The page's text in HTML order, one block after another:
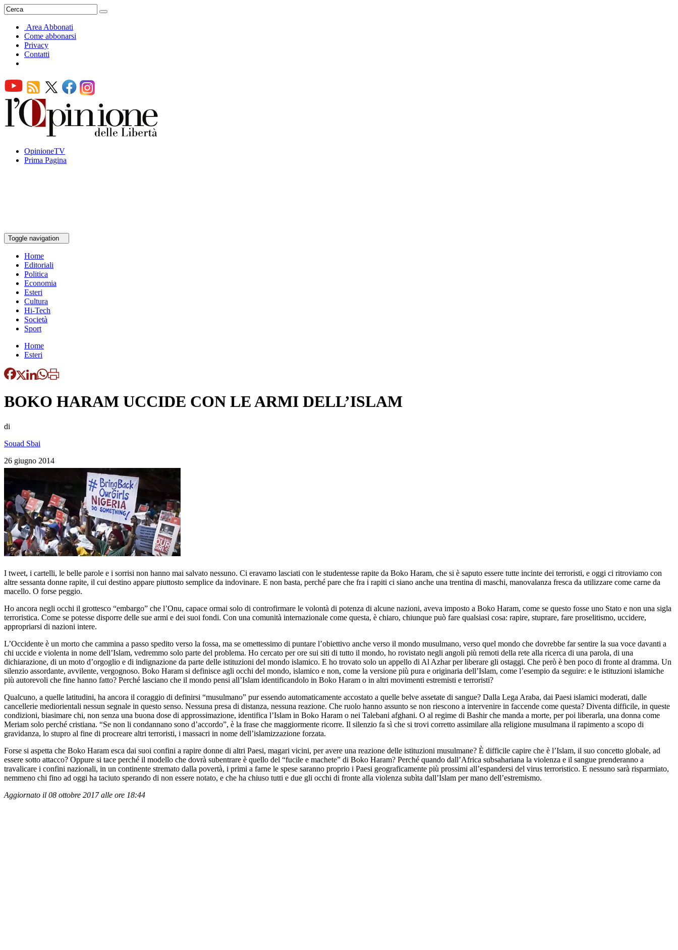
Area Abbonati
Come abbonarsi
Privacy
Contatti
OpinioneTV
Prima Pagina
Toggle navigation
Home
Editoriali
Politica
Economia
Esteri
Cultura
Hi-Tech
Società
Sport
Home
Esteri
BOKO HARAM UCCIDE CON LE ARMI DELL’ISLAM
di
Souad Sbai
26 giugno 2014
I tweet, i cartelli, le belle parole e i sorrisi non hanno mai salvato nessuno. Ci eravamo lasciati con le studentesse rapite da Boko Haram, che si è saputo essere tutte incinte dei terroristi, e oggi ci ritroviamo con
altre sessanta donne rapite, il cui destino appare piuttosto semplice da indovinare. E non basta, perché pare che fra i rapiti ci siano anche una trentina di maschi, manovalanza fresca da utilizzare come carne da
macello. O forse peggio.
Ho ancora negli occhi il grottesco “embargo” che l’Onu, capace ormai solo di controfirmare le volontà di potenza di alcune nazioni, aveva imposto a Boko Haram, come se questo fosse uno Stato e non una sigla
terroristica. Come se potesse disporre delle sue armi e dei suoi fondi. Con una comunità internazionale come questa, è chiaro, chiunque può fare qualsiasi cosa: rapire, stuprare, fare proselitismo, uccidere,
appropriarsi di nazioni intere.
L’Occidente è un morto che cammina a passo spedito verso la fossa, ma se omettessimo di puntare l’obiettivo anche verso il mondo musulmano, verso quel mondo che dovrebbe far sentire la sua voce davanti a
chi uccide e violenta in nome dell’Islam, vedremmo solo parte del problema. Ho cercato per ore sui siti di tutto il mondo, ho rovistato negli angoli più remoti della rete alla ricerca di una parola, di una
dichiarazione, di un moto d’orgoglio e di indignazione da parte delle istituzioni del mondo islamico. E ho trovato solo un appello di Al Azhar per liberare gli ostaggi. Che però è ben poco di fronte al dramma. Un
silenzio assordante, avvilente, vergognoso. Boko Haram si definisce agli occhi del mondo, islamico e non, come la versione più pura e originaria dell’Islam, come l’esempio da seguire: e le istituzioni islamiche
più autorevoli che fine hanno fatto? Perché lasciano che il mondo pensi all’Islam identificandolo in Boko Haram o in altri movimenti estremisti e terroristi?
Qualcuno, a quelle latitudini, ha ancora il coraggio di definirsi “musulmano” pur essendo automaticamente accostato a quelle belve assetate di sangue? Dalla Lega Araba, dai Paesi islamici moderati, dalle
cancellerie mediorientali nessun segnale in questo senso. Nessuna presa di distanza, nessuna reazione. Che ruolo hanno assunto se non riescono a intervenire in faccende come questa? Diventa difficile, in queste
condizioni, biasimare chi, non senza una buona dose di approssimazione, identifica l’Islam in Boko Haram o nei Talebani afghani. O al regime di Bashir che manda a morte, per poi liberarla, una donna come
Meriam solo perché cristiana. “Se non li condannano sono d’accordo”, è la frase che maggiormente ricorre. Il silenzio fa sì che si trovi corretto assimilare alla religione musulmana il rapimento a scopo di
gravidanza, lo stupro al fine di procreare altri terroristi, i massacri in nome dell’islamizzazione forzata.
Forse si aspetta che Boko Haram esca dai suoi confini a rapire donne di altri Paesi, magari vicini, per avere una reazione delle istituzioni musulmane? È difficile capire che è l’Islam, il suo concetto globale, ad
essere sotto attacco? Oppure si tace perché il modello che dovrà subentrare è quello del “fucile e machete” di Boko Haram? Perché quando dall’Africa subsahariana la violenza e il sangue prenderanno a
travalicare i confini nazionali, in un continente stremato dalla povertà, i primi a farne le spese saranno proprio i Paesi geograficamente più prossimi all’espandersi del virus terroristico. E nessuno sarà risparmiato,
nemmeno chi fino ad oggi ha taciuto sperando di non essere notato, e che ha chiuso tutti e due gli occhi di fronte alla violenza subìta dall’Islam per mano dell’estremismo.
Aggiornato il 08 ottobre 2017 alle ore 18:44